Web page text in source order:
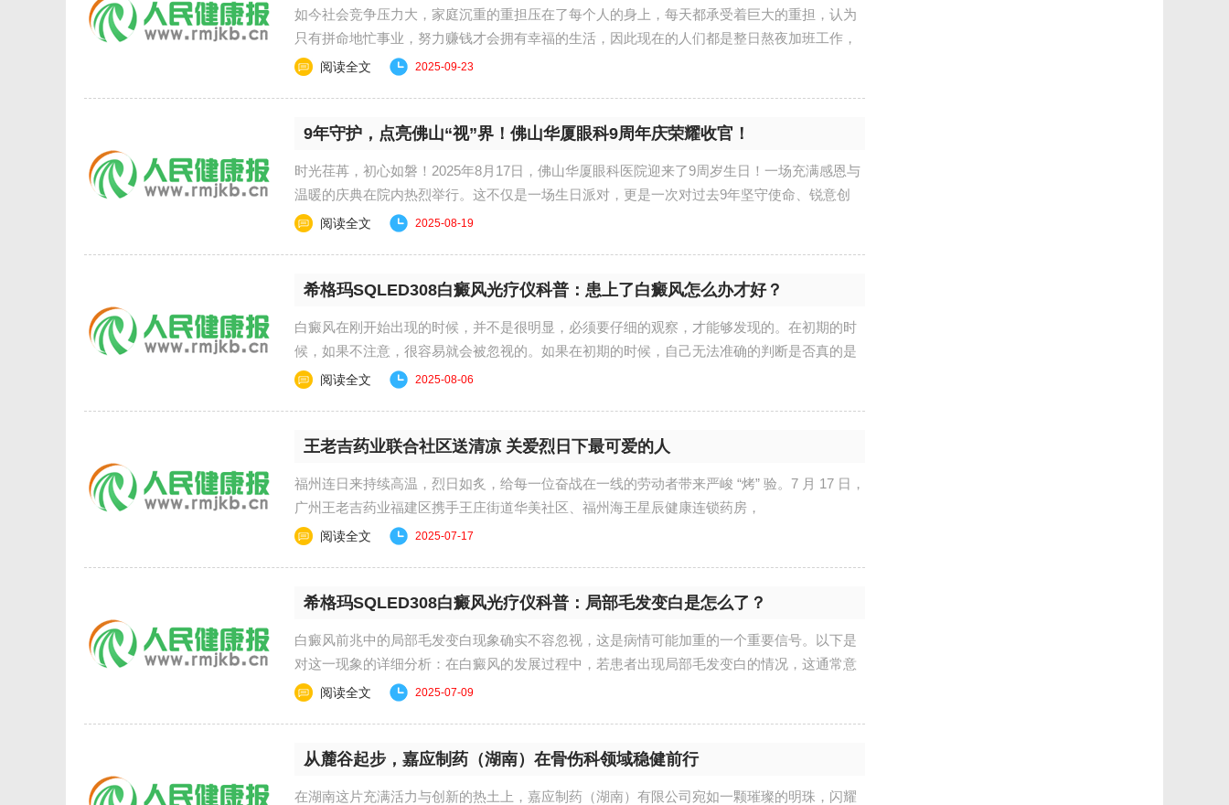
如今社会竞争压力大，家庭沉重的重担压在了每个人的身上，每天都承受着巨大的重担，认为
只有拼命地忙事业，努力赚钱才会拥有幸福的生活，因此现在的人们都是整日熬夜加班工作，
这对于阅读全文 2025-09-23
9年守护，点亮佛山“视”界！佛山华厦眼科9周年庆荣耀收官！
时光荏苒，初心如磐！2025年8月17日，佛山华厦眼科医院迎来了9周岁生日！一场充满感恩与
温暖的庆典在院内热烈举行。这不仅是一场生日派对，更是一次对过去9年坚守使命、锐意创
新、践阅读全文 2025-08-19
希格玛SQLED308白癜风光疗仪科普：患上了白癜风怎么办才好？
白癜风在刚开始出现的时候，并不是很明显，必须要仔细的观察，才能够发现的。在初期的时
候，如果不注意，很容易就会被忽视的。如果在初期的时候，自己无法准确的判断是否真的是
白癜风阅读全文 2025-08-06
王老吉药业联合社区送清凉 关爱烈日下最可爱的人
福州连日来持续高温，烈日如炙，给每一位奋战在一线的劳动者带来严峻 “烤” 验。7 月 17 日，
广州王老吉药业福建区携手王庄街道华美社区、福州海王星辰健康连锁药房，
阅读全文 2025-07-17
希格玛SQLED308白癜风光疗仪科普：局部毛发变白是怎么了？
白癜风前兆中的局部毛发变白现象确实不容忽视，这是病情可能加重的一个重要信号。以下是
对这一现象的详细分析：在白癜风的发展过程中，若患者出现局部毛发变白的情况，这通常意
味
阅读全文 2025-07-09
从麓谷起步，嘉应制药（湖南）在骨伤科领域稳健前行
在湖南这片充满活力与创新的热土上，嘉应制药（湖南）有限公司宛如一颗璀璨的明珠，闪耀